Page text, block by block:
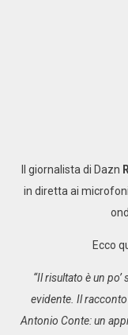
Il giornalista di Dazn
in diretta ai
Ecco
“Il risultato è un
evidente. Il racconto
Antonio Conte: un